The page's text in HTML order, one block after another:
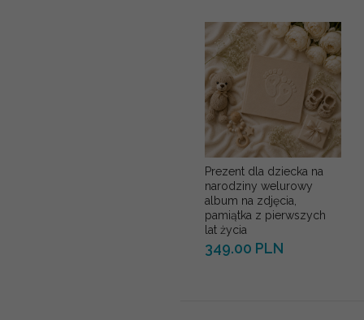
Prezent dla dziecka na
narodziny welurowy
album na zdjęcia,
pamiątka z pierwszych
lat życia
349.00 PLN